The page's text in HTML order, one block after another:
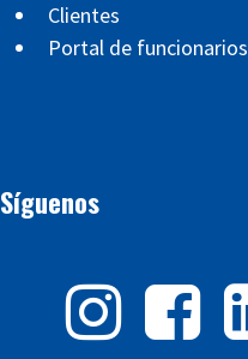
Clientes
Portal de funcionarios
Síguenos